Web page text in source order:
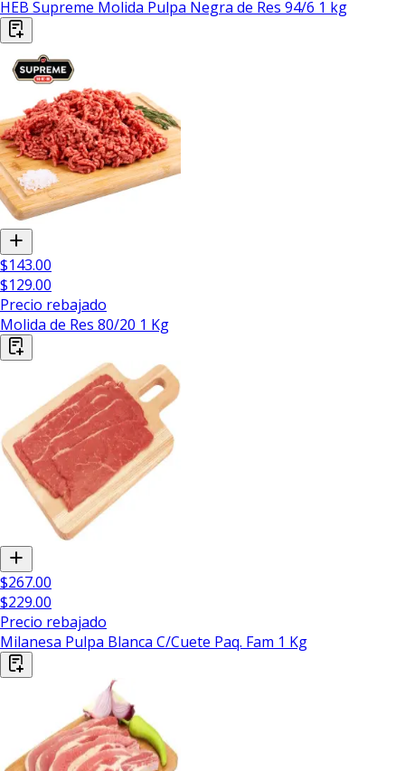
HEB Supreme Molida Pulpa Negra de Res 94/6 1 kg
$143.00
$129.00
Precio rebajado
Molida de Res 80/20 1 Kg
$267.00
$229.00
Precio rebajado
Milanesa Pulpa Blanca C/Cuete Paq. Fam 1 Kg